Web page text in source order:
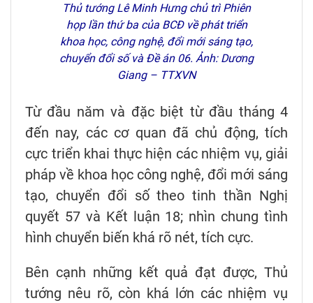
Thủ tướng Lê Minh Hưng chủ trì Phiên
họp lần thứ ba của BCĐ về phát triển
khoa học, công nghệ, đổi mới sáng tạo,
chuyển đổi số và Đề án 06. Ảnh: Dương
Giang – TTXVN
Từ đầu năm và đặc biệt từ đầu tháng 4
đến nay, các cơ quan đã chủ động, tích
cực triển khai thực hiện các nhiệm vụ, giải
pháp về khoa học công nghệ, đổi mới sáng
tạo, chuyển đổi số theo tinh thần Nghị
quyết 57 và Kết luận 18; nhìn chung tình
hình chuyển biến khá rõ nét, tích cực.
Bên cạnh những kết quả đạt được, Thủ
tướng nêu rõ, còn khá lớn các nhiệm vụ